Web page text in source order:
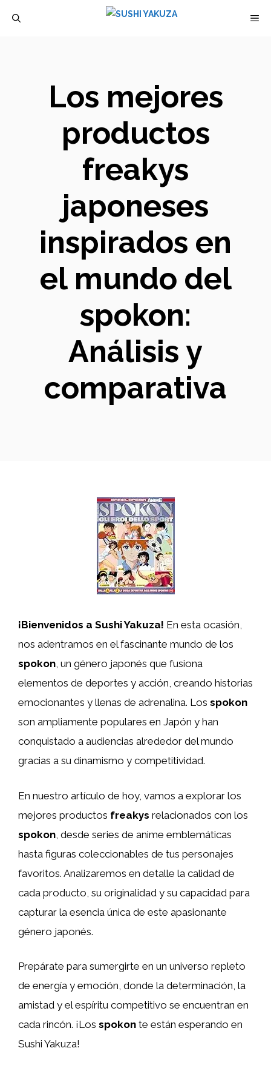
Los mejores
productos
freakys
japoneses
inspirados en
el mundo del
spokon:
Análisis y
comparativa
¡Bienvenidos a Sushi Yakuza! En esta ocasión,
nos adentramos en el fascinante mundo de los
spokon, un género japonés que fusiona
elementos de deportes y acción, creando historias
emocionantes y llenas de adrenalina. Los spokon
son ampliamente populares en Japón y han
conquistado a audiencias alrededor del mundo
gracias a su dinamismo y competitividad.
En nuestro artículo de hoy, vamos a explorar los
mejores productos freakys relacionados con los
spokon , desde series de anime emblemáticas
hasta figuras coleccionables de tus personajes
favoritos. Analizaremos en detalle la calidad de
cada producto, su originalidad y su capacidad para
capturar la esencia única de este apasionante
género japonés.
Prepárate para sumergirte en un universo repleto
de energía y emoción, donde la determinación, la
amistad y el espíritu competitivo se encuentran en
cada rincón. ¡Los spokon te están esperando en
Sushi Yakuza!